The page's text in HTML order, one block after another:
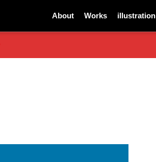
About Works illustration